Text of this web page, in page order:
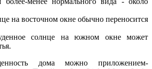
на восточном окне обычно переносится
солнце на южном окне может
дома можно приложением-